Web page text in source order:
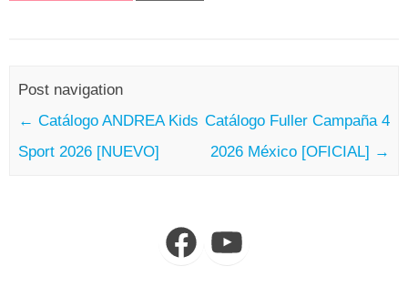
Post navigation
← Catálogo ANDREA Kids
Sport 2026 [NUEVO]
Catálogo Fuller Campaña 4
2026 México [OFICIAL] →
FacebookYouTube